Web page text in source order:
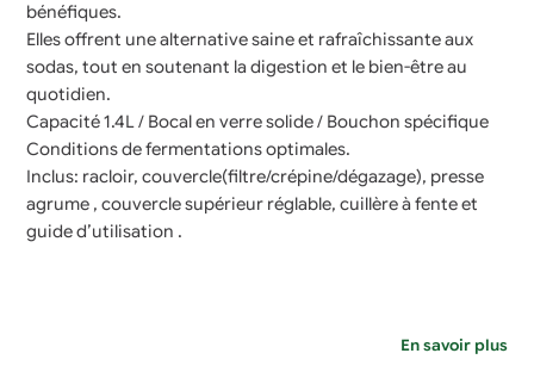
bénéfiques.
Elles offrent une alternative saine et rafraîchissante aux
sodas, tout en soutenant la digestion et le bien-être au
quotidien.
Capacité 1.4L / Bocal en verre solide / Bouchon spécifique
Conditions de fermentations optimales.
Inclus: racloir, couvercle(filtre/crépine/dégazage), presse
agrume , couvercle supérieur réglable, cuillère à fente et
guide d’utilisation .
En savoir plus